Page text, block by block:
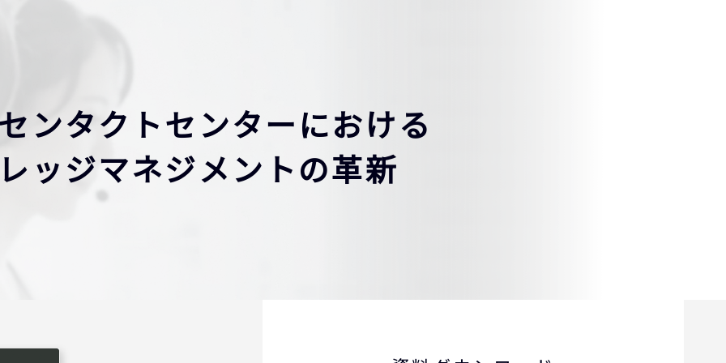
ンタクトセンターにおける
ッジマネジメントの革新